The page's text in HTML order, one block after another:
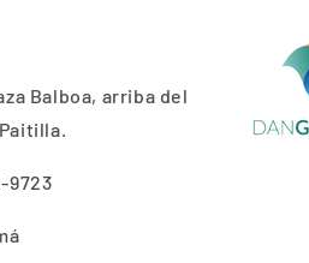
Balboa, arriba del
9723